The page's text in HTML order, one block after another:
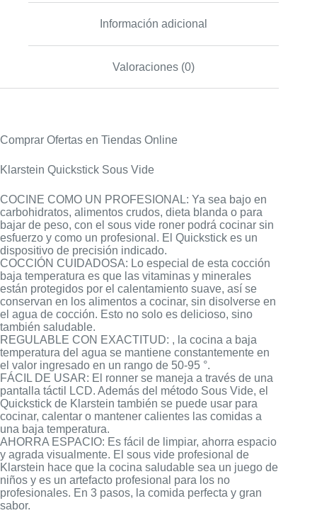
Información adicional
Valoraciones (0)
Comprar Ofertas en Tiendas Online
Klarstein Quickstick Sous Vide
COCINE COMO UN PROFESIONAL: Ya sea bajo en
carbohidratos, alimentos crudos, dieta blanda o para
bajar de peso, con el sous vide roner podrá cocinar sin
esfuerzo y como un profesional. El Quickstick es un
dispositivo de precisión indicado.
COCCIÓN CUIDADOSA: Lo especial de esta cocción
baja temperatura es que las vitaminas y minerales
están protegidos por el calentamiento suave, así se
conservan en los alimentos a cocinar, sin disolverse en
el agua de cocción. Esto no solo es delicioso, sino
también saludable.
REGULABLE CON EXACTITUD: , la cocina a baja
temperatura del agua se mantiene constantemente en
el valor ingresado en un rango de 50-95 °.
FÁCIL DE USAR: El ronner se maneja a través de una
pantalla táctil LCD. Además del método Sous Vide, el
Quickstick de Klarstein también se puede usar para
cocinar, calentar o mantener calientes las comidas a
una baja temperatura.
AHORRA ESPACIO: Es fácil de limpiar, ahorra espacio
y agrada visualmente. El sous vide profesional de
Klarstein hace que la cocina saludable sea un juego de
niños y es un artefacto profesional para los no
profesionales. En 3 pasos, la comida perfecta y gran
sabor.